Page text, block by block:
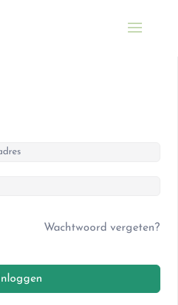
Wachtwoord vergeten?
Inloggen